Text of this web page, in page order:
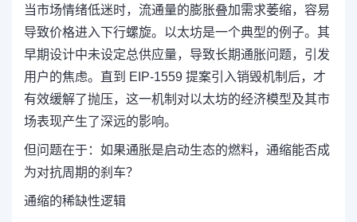
当市场情绪低迷时，流通量的膨胀叠加需求萎缩，容易
导致价格进入下行螺旋。以太坊是一个典型的例子。其
早期设计中未设定总供应量，导致长期通胀问题，引发
用户的焦虑。直到 EIP-1559 提案引入销毁机制后，才
有效缓解了抛压，这一机制对以太坊的经济模型及其市
场表现产生了深远的影响。
但问题在于：如果通胀是启动生态的燃料，通缩能否成
为对抗周期的刹车？
通缩的稀缺性逻辑